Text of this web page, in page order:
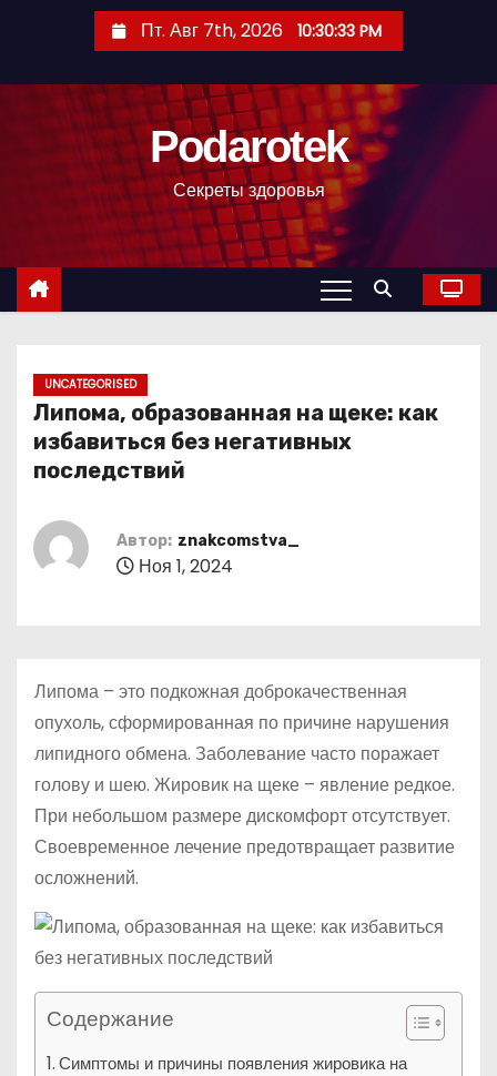
с
Пт. Авг 7th, 2026 10:30:34 PM
Podarotek
Секреты здоровья
UNCATEGORISED
Липома, образованная на щеке: как
избавиться без негативных
последствий
Автор: znakcomstva_
Ноя 1, 2024
Липома – это подкожная доброкачественная
опухоль, сформированная по причине нарушения
липидного обмена. Заболевание часто поражает
голову и шею. Жировик на щеке – явление редкое.
При небольшом размере дискомфорт отсутствует.
Своевременное лечение предотвращает развитие
осложнений.
Содержание
Симптомы и причины появления жировика на